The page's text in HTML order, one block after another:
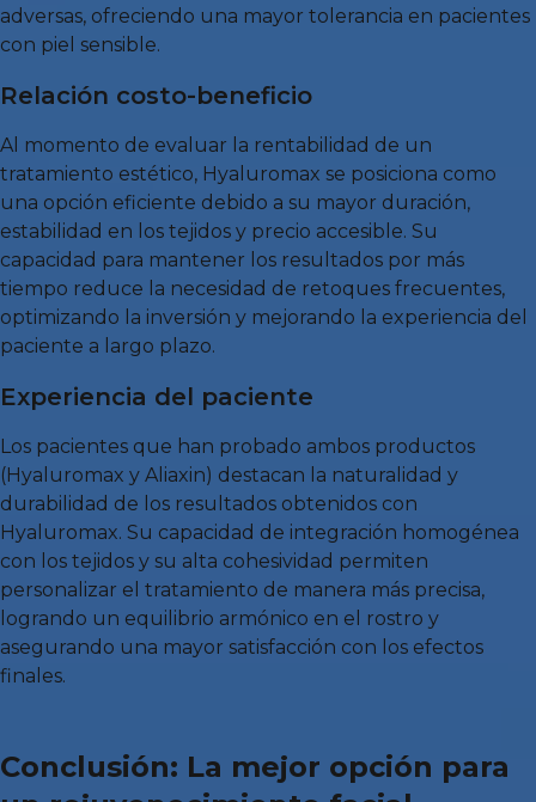
adversas, ofreciendo una mayor tolerancia en pacientes
con piel sensible.
Relación costo-beneficio
Al momento de evaluar la rentabilidad de un
tratamiento estético, Hyaluromax se posiciona como
una opción eficiente debido a su mayor duración,
estabilidad en los tejidos y precio accesible. Su
capacidad para mantener los resultados por más
tiempo reduce la necesidad de retoques frecuentes,
optimizando la inversión y mejorando la experiencia del
paciente a largo plazo.
Experiencia del paciente
Los pacientes que han probado ambos productos
(Hyaluromax y Aliaxin) destacan la naturalidad y
durabilidad de los resultados obtenidos con
Hyaluromax. Su capacidad de integración homogénea
con los tejidos y su alta cohesividad permiten
personalizar el tratamiento de manera más precisa,
logrando un equilibrio armónico en el rostro y
asegurando una mayor satisfacción con los efectos
finales.
Conclusión: La mejor opción para